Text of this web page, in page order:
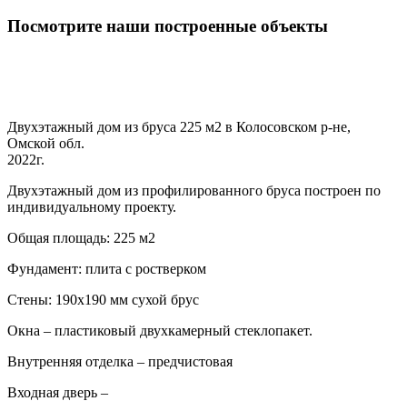
Посмотрите наши построенные объекты
Двухэтажный дом из бруса 225 м2 в Колосовском р-не,
Омской обл.
2022г.
Двухэтажный дом из профилированного бруса построен по
индивидуальному проекту.
Общая площадь: 225 м2
Фундамент: плита с ростверком
Стены: 190х190 мм сухой брус
Окна – пластиковый двухкамерный стеклопакет.
Внутренняя отделка – предчистовая
Входная дверь –